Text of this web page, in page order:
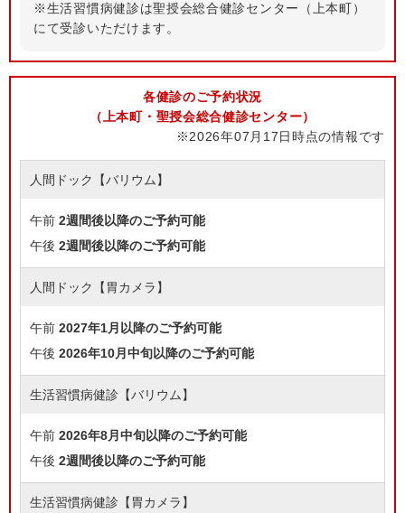
※生活習慣病健診は聖授会総合健診センター（上本町）
にて受診いただけます。
各健診のご予約状況
（上本町・聖授会総合健診センター）
※2026年07月17日時点の情報です
人間ドック【バリウム】
午前 2週間後以降のご予約可能
午後 2週間後以降のご予約可能
人間ドック【胃カメラ】
午前 2027年1月以降のご予約可能
午後 2026年10月中旬以降のご予約可能
生活習慣病健診【バリウム】
午前 2026年8月中旬以降のご予約可能
午後 2週間後以降のご予約可能
生活習慣病健診【胃カメラ】